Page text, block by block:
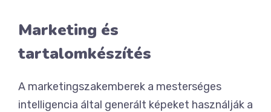
Marketing és
tartalomkészítés
A marketingszakemberek a mesterséges
intelligencia által generált képeket használják a